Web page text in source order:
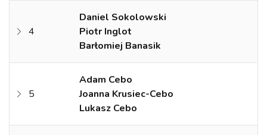
4
Daniel Sokolowski
Piotr Inglot
Barłomiej Banasik
5
Adam Cebo
Joanna Krusiec-Cebo
Lukasz Cebo